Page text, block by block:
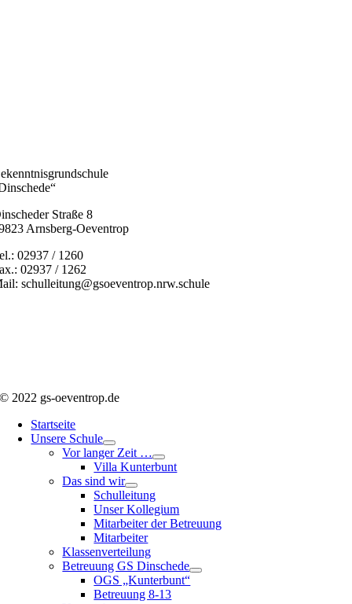
Straße 8
Arnsberg-Oeventrop
02937 / 1260
02937 / 1262
schulleitung@gsoeventrop.nrw.schule
© 2022 gs-oeventrop.de
Startseite
Unsere Schule
Vor langer Zeit …
Villa Kunterbunt
Das sind wir
Schulleitung
Unser Kollegium
Mitarbeiter der Betreuung
Mitarbeiter
Klassenverteilung
Betreuung GS Dinschede
OGS „Kunterbunt“
Betreuung 8-13